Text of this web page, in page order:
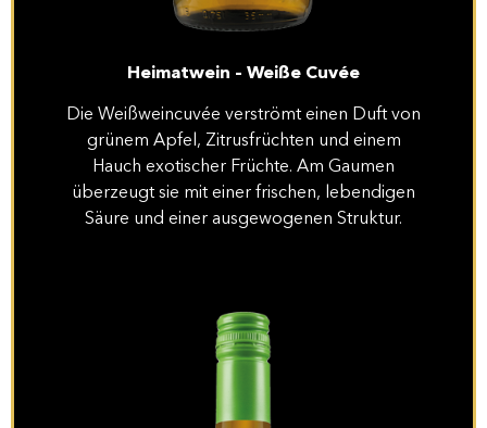
Heimatwein – Weiße Cuvée
Die Weißweincuvée verströmt einen Duft von
grünem Apfel, Zitrusfrüchten und einem
Hauch exotischer Früchte. Am Gaumen
überzeugt sie mit einer frischen, lebendigen
Säure und einer ausgewogenen Struktur.